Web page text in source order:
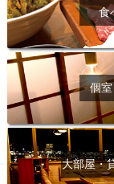
食
個
大部屋・